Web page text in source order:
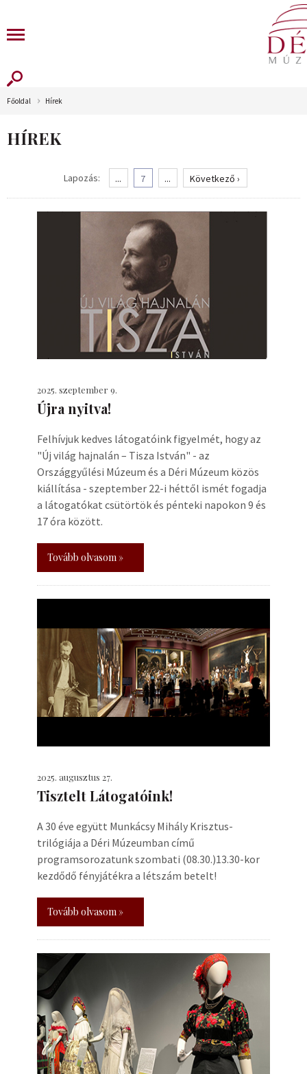
Főoldal Hírek
HÍREK
Lapozás: ... 7 ... Következő ›
2025. szeptember 9.
Újra nyitva!
Felhívjuk kedves látogatóink figyelmét, hogy az
"Új világ hajnalán – Tisza István" - az
Országgyűlési Múzeum és a Déri Múzeum közös
kiállítása - szeptember 22-i héttől ismét fogadja
a látogatókat csütörtök és pénteki napokon 9 és
17 óra között.
Tovább olvasom »
2025. augusztus 27.
Tisztelt Látogatóink!
A 30 éve együtt Munkácsy Mihály Krisztus-
trilógiája a Déri Múzeumban című
programsorozatunk szombati (08.30.)13.30-kor
kezdődő fényjátékra a létszám betelt!
Tovább olvasom »